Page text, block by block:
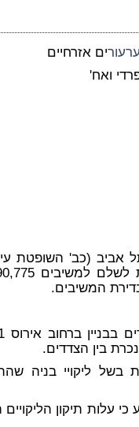
ערעורים אזרחיים
ואח'
(כב' השופטת
בשל ליקויי בניה